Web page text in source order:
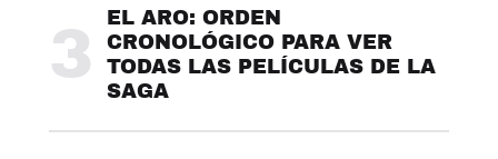
3
EL ARO: ORDEN
CRONOLÓGICO PARA VER
TODAS LAS PELÍCULAS DE LA
SAGA